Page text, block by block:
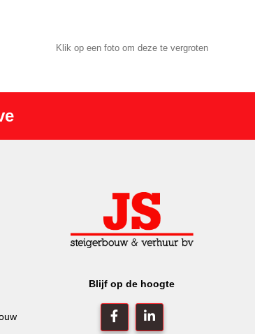
Klik op een foto om deze te vergroten
Blijf op de hoogte